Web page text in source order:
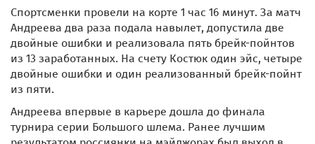
Спортсменки провели на корте 1 час 16 минут. За матч
Андреева два раза подала навылет, допустила две
двойные ошибки и реализовала пять брейк-пойнтов
из 13 заработанных. На счету Костюк один эйс, четыре
двойные ошибки и один реализованный брейк-пойнт
из пяти.
Андреева впервые в карьере дошла до финала
турнира серии Большого шлема. Ранее лучшим